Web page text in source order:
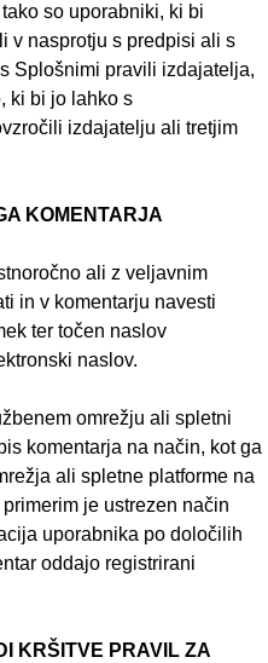
so uporabniki, ki bi
v nasprotju s predpisi ali s
Splošnimi pravili izdajatelja,
ki bi jo lahko s
izdajatelju ali tretjim
KOMENTARJA
ali z veljavnim
in v komentarju navesti
ter točen naslov
naslov.
omrežju ali spletni
komentarja na način, kot ga
ali spletne platforme na
je ustrezen način
uporabnika po določilih
oddajo registrirani
KRŠITVE PRAVIL ZA